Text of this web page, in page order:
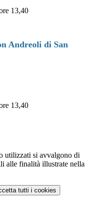
13,40
Andreoli di San
13,40
utilizzati si avvalgono di
alle finalità illustrate nella
tutti i cookies